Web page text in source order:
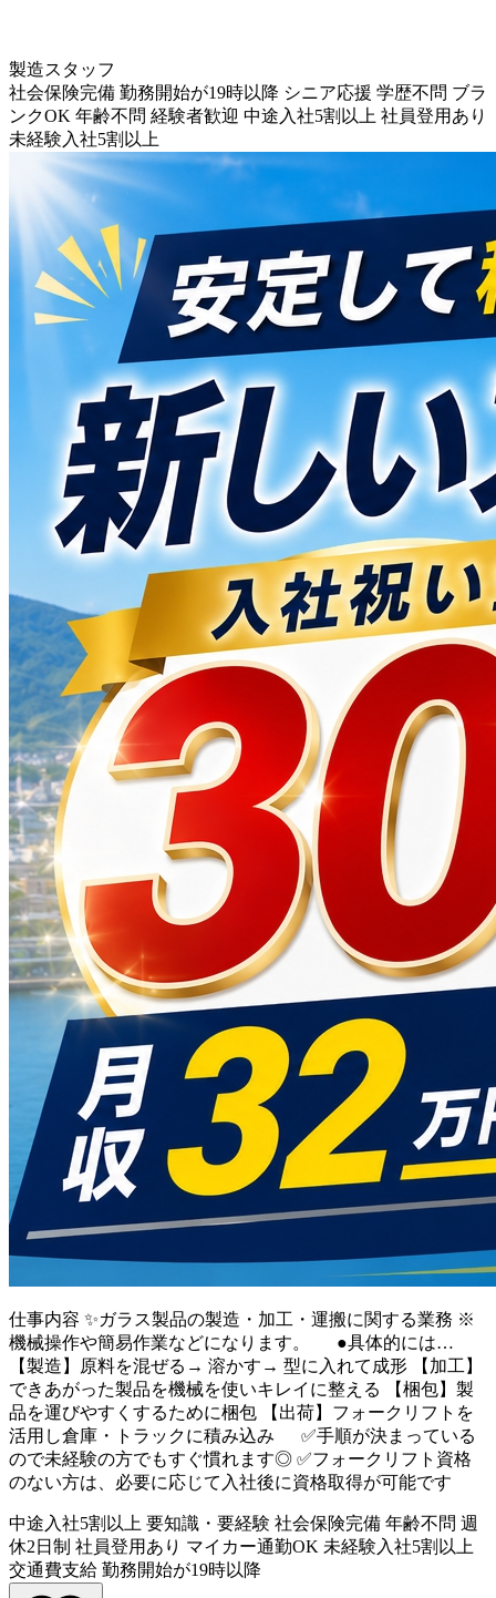
製造スタッフ
社会保険完備 勤務開始が19時以降 シニア応援 学歴不問 ブラ
ンクOK 年齢不問 経験者歓迎 中途入社5割以上 社員登用あり
未経験入社5割以上
仕事内容 ✨ガラス製品の製造・加工・運搬に関する業務 ※
機械操作や簡易作業などになります。 ●具体的には…
【製造】原料を混ぜる→ 溶かす→ 型に入れて成形 【加工】
できあがった製品を機械を使いキレイに整える 【梱包】製
品を運びやすくするために梱包 【出荷】フォークリフトを
活用し倉庫・トラックに積み込み ✅手順が決まっている
ので未経験の方でもすぐ慣れます◎ ✅フォークリフト資格
のない方は、必要に応じて入社後に資格取得が可能です
中途入社5割以上 要知識・要経験 社会保険完備 年齢不問 週
休2日制 社員登用あり マイカー通勤OK 未経験入社5割以上
交通費支給 勤務開始が19時以降